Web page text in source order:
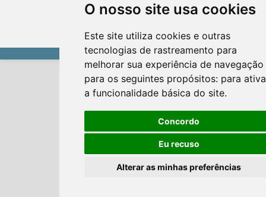
O nosso site usa cookies
Este site utiliza cookies e outras
tecnologias de rastreamento para
melhorar sua experiência de navegação
para os seguintes propósitos: para
a funcionalidade básica do site.
Concordo
Eu recuso
Alterar as minhas preferências